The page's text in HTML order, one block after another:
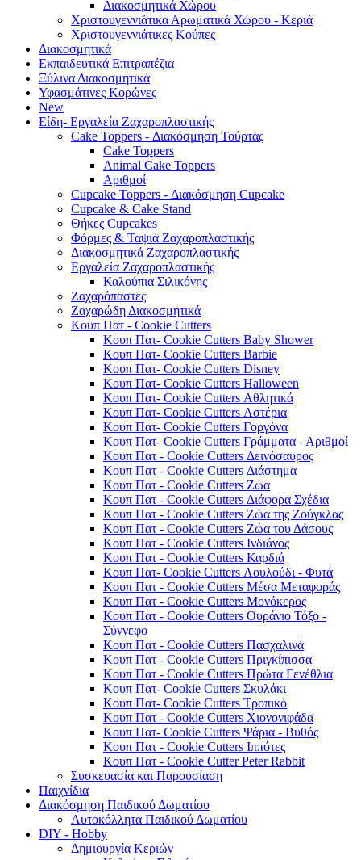
Διακοσμητικά Χώρου
Χριστουγεννιάτικα Αρωματικά Χώρου - Κεριά
Χριστουγεννιάτικες Κούπες
Διακοσμητικά
Εκπαιδευτικά Επιτραπέζια
Ξύλινα Διακοσμητικά
Υφασμάτινες Κορώνες
New
Είδη- Εργαλεία Ζαχαροπλαστικής
Cake Toppers - Διακόσμηση Τούρτας
Cake Toppers
Animal Cake Toppers
Αριθμοί
Cupcake Toppers - Διακόσμηση Cupcake
Cupcake & Cake Stand
Θήκες Cupcakes
Φόρμες & Ταψιά Ζαχαροπλαστικής
Διακοσμητικά Ζαχαροπλαστικής
Εργαλεία Ζαχαροπλαστικής
Καλούπια Σιλικόνης
Ζαχαρόπαστες
Ζαχαρώδη Διακοσμητικά
Κουπ Πατ - Cookie Cutters
Κουπ Πατ- Cookie Cutters Baby Shower
Κουπ Πατ- Cookie Cutters Barbie
Κουπ Πατ- Cookie Cutters Disney
Κουπ Πατ- Cookie Cutters Halloween
Κουπ Πατ- Cookie Cutters Αθλητικά
Κουπ Πατ- Cookie Cutters Αστέρια
Κουπ Πατ- Cookie Cutters Γοργόνα
Κουπ Πατ- Cookie Cutters Γράμματα - Αριθμοί
Κουπ Πατ - Cookie Cutters Δεινόσαυρος
Κουπ Πατ - Cookie Cutters Διάστημα
Κουπ Πατ - Cookie Cutters Ζώα
Κουπ Πατ - Cookie Cutters Διάφορα Σχέδια
Κουπ Πατ - Cookie Cutters Ζώα της Ζούγκλας
Κουπ Πατ - Cookie Cutters Ζώα του Δάσους
Κουπ Πατ - Cookie Cutters Ινδιάνος
Κουπ Πατ - Cookie Cutters Καρδιά
Κουπ Πατ- Cookie Cutters Λουλούδι - Φυτά
Κουπ Πατ - Cookie Cutters Μέσα Μεταφοράς
Κουπ Πατ - Cookie Cutters Μονόκερος
Κουπ Πατ - Cookie Cutters Ουράνιο Τόξο -
Σύννεφο
Κουπ Πατ - Cookie Cutters Πασχαλινά
Κουπ Πατ - Cookie Cutters Πριγκίπισσα
Κουπ Πατ - Cookie Cutters Πρώτα Γενέθλια
Κουπ Πατ- Cookie Cutters Σκυλάκι
Κουπ Πατ- Cookie Cutters Τροπικό
Κουπ Πατ - Cookie Cutters Χιονονιφάδα
Κουπ Πατ- Cookie Cutters Ψάρια - Βυθός
Κουπ Πατ - Cookie Cutters Ιππότες
Κουπ Πατ - Cookie Cutter Peter Rabbit
Συσκευασία και Παρουσίαση
Παιχνίδια
Διακόσμηση Παιδικού Δωματίου
Αυτοκόλλητα Παιδικού Δωματίου
DIY - Hobby
Δημιουργία Κεριών